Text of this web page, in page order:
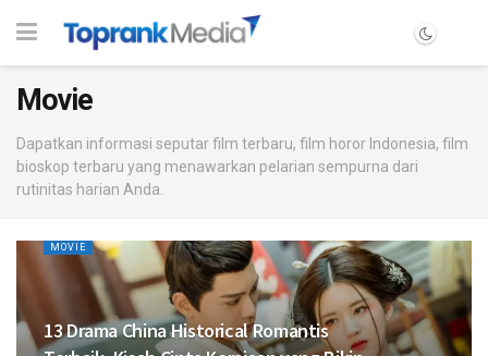
Movie
Dapatkan informasi seputar film terbaru, film horor Indonesia, film
bioskop terbaru yang menawarkan pelarian sempurna dari
rutinitas harian Anda.
MOVIE
13 Drama China Historical Romantis